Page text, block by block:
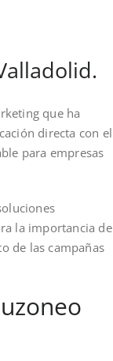
que ha
directa con el
para empresas
la importancia de
de las campañas